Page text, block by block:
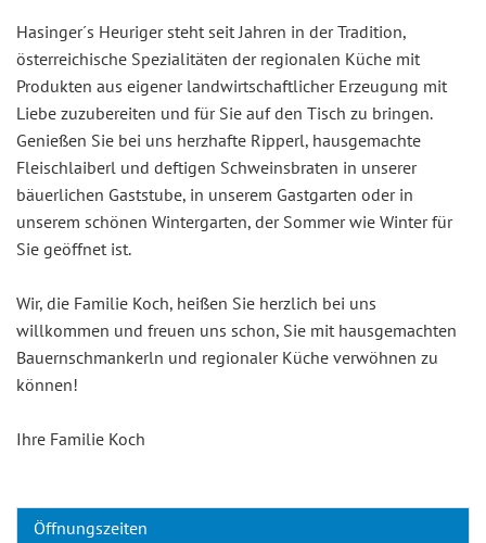
Hasinger´s Heuriger steht seit Jahren in der Tradition,
österreichische Spezialitäten der regionalen Küche mit
Produkten aus eigener landwirtschaftlicher Erzeugung mit
Liebe zuzubereiten und für Sie auf den Tisch zu bringen.
Genießen Sie bei uns herzhafte Ripperl, hausgemachte
Fleischlaiberl und deftigen Schweinsbraten in unserer
bäuerlichen Gaststube, in unserem Gastgarten oder in
unserem schönen Wintergarten, der Sommer wie Winter für
Sie geöffnet ist.
Wir, die Familie Koch, heißen Sie herzlich bei uns
willkommen und freuen uns schon, Sie mit hausgemachten
Bauernschmankerln und regionaler Küche verwöhnen zu
können!
Ihre Familie Koch
Öffnungszeiten